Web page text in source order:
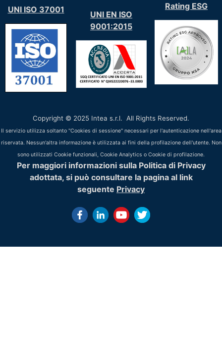
UNI ISO 37001
UNI EN ISO
9001:2015
Rating ESG
Copyright © 2025 Intea s.r.l. All Rights Reserved.
Il servizio utilizza soltanto "Cookies di sessione" necessari per l'autenticazione nell'area
riservata. Nessun'altra informazione è utilizzata ai fini della profilazione dell'utente. Non
sono utilizzati Cookie funzionali, Cookie Analytics o Cookie di profilazione.
Per maggiori informazioni sulla Politica di Privacy
adottata, si può consultare la pagina al link
seguente Privacy